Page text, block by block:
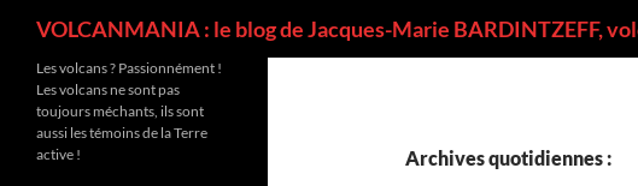
VOLCANMANIA : le blog de Jacques-Marie BARDINTZEFF,
Archives quotidiennes :
Les volcans ? Passionnément !
Les volcans ne sont pas
toujours méchants, ils sont
aussi les témoins de la Terre
active !